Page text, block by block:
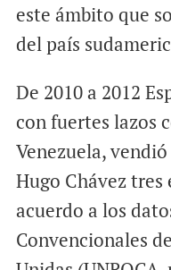
este ámbito que
del país
De 2010 a 2012
con fuertes lazos
Venezuela,
Hugo Chávez tres
acuerdo a los
Convencionales